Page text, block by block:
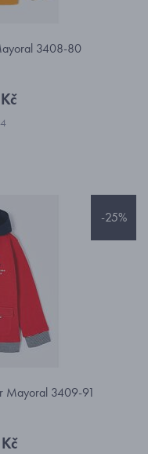
3408-80
-25%
Mayoral 3409-91